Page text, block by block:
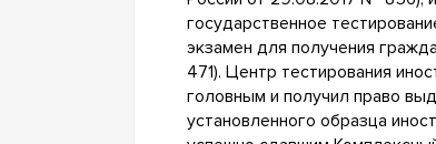
государственное
экзамен для получения
471). Центр тестирования
головным и получил право
установленного образца